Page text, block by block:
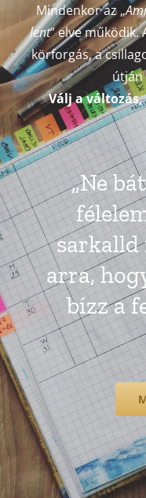
Mindenkor az „
lent” elve működik.
körforgás, a
útján
Válj a
„Ne
sarkalld
arra,
bízz a